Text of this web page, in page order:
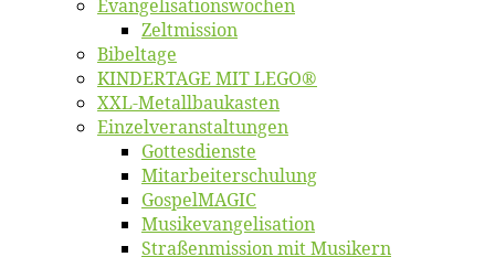
Evangelisa­tions­wo­chen
Zelt­mis­si­on
Bi­bel­ta­ge
KINDERTAGE MIT LEGO®
XXL-Me­­tal­l­­bau­­kas­­ten
Einzelver­an­stal­tungen
Got­tes­diens­te
Mitarbeiter­schulung
Gos­pel­MA­GIC
Musikevan­ge­li­sa­tion
Straßenmis­sion mit Musikern